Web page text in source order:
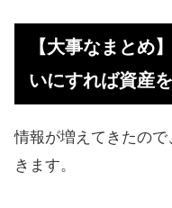
【大事なまとめ
いにすれば資産
情報が増えてきたの
きます。